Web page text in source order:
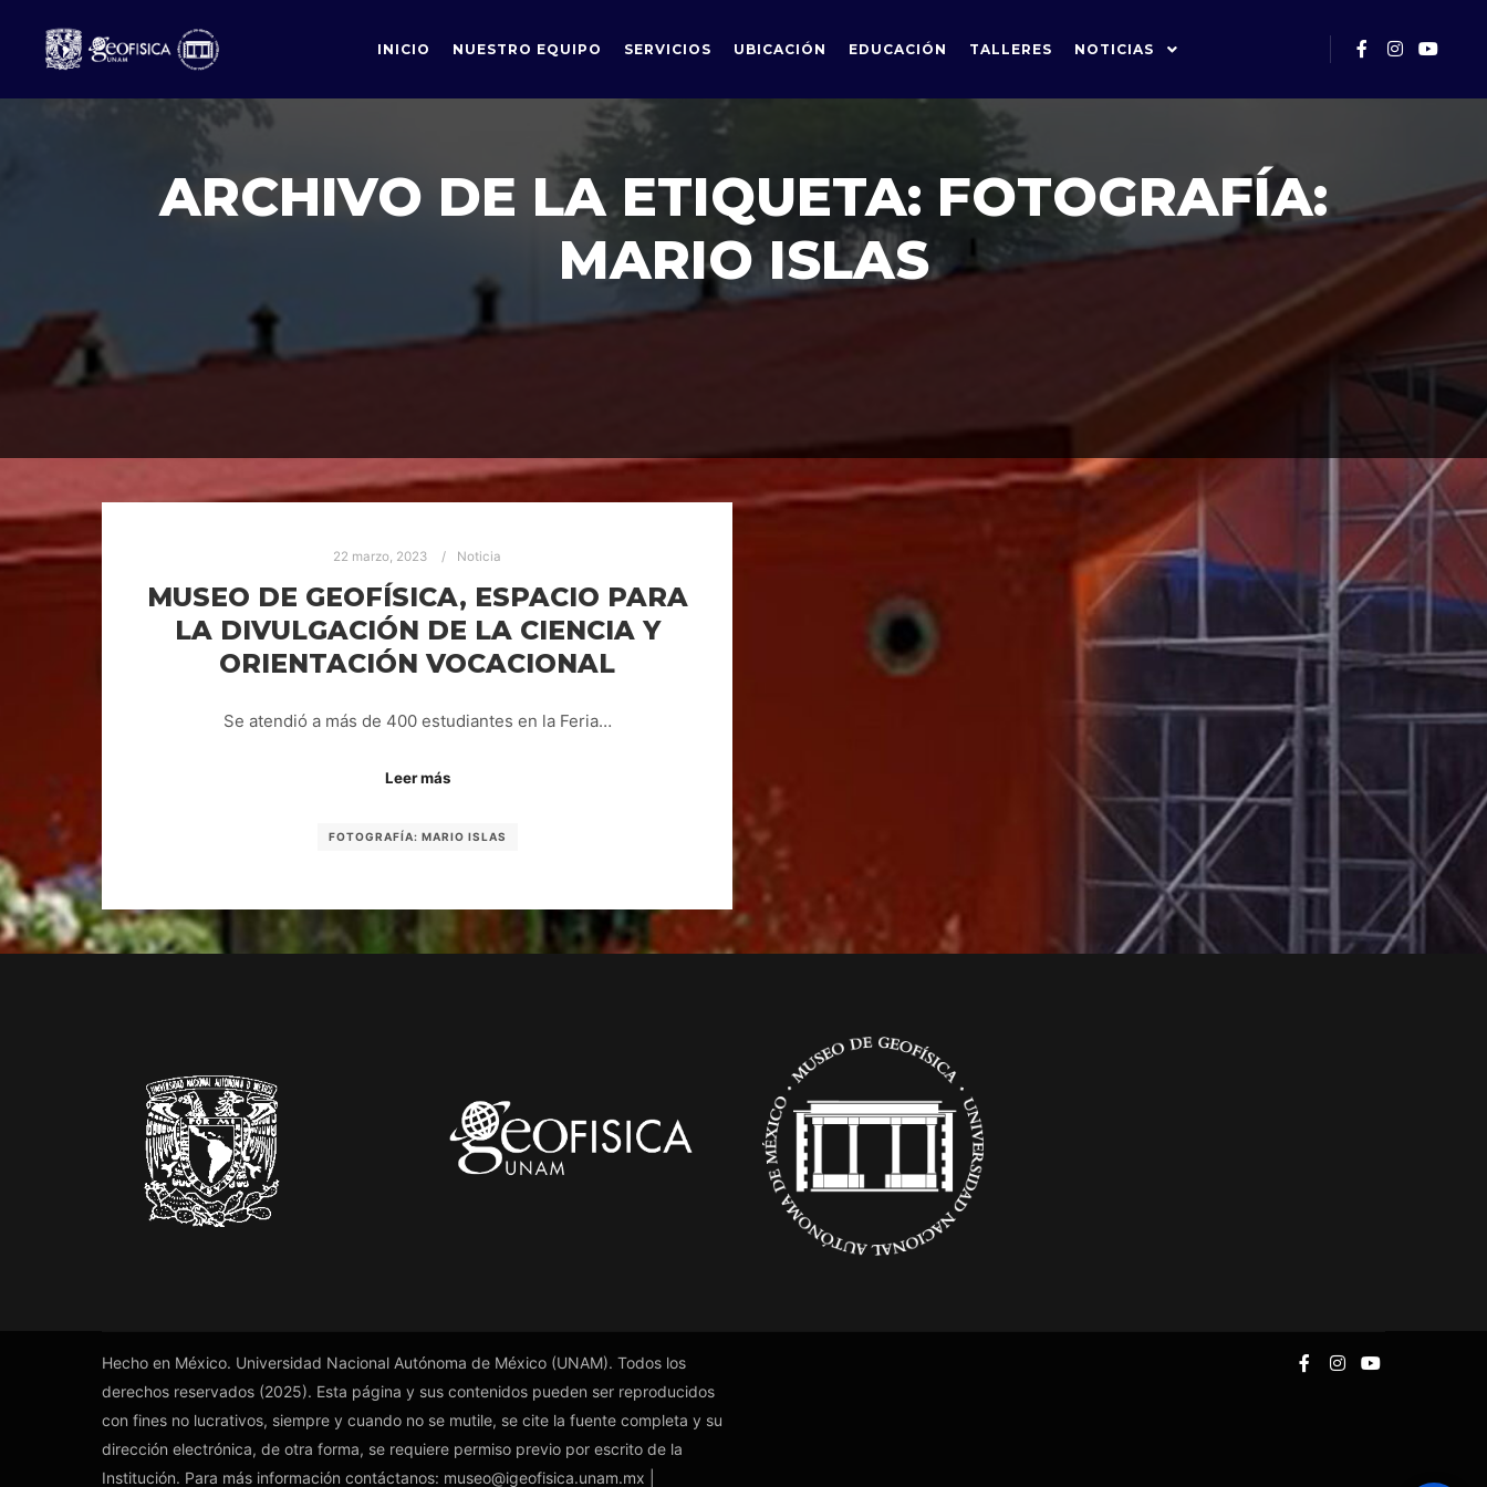
INICIO NUESTRO EQUIPO SERVICIOS UBICACIÓN EDUCACIÓN TALLERES NOTICIAS
ARCHIVO DE LA ETIQUETA: FOTOGRAFÍA:
MARIO ISLAS
22 marzo, 2023 Noticia
MUSEO DE GEOFÍSICA, ESPACIO PARA
LA DIVULGACIÓN DE LA CIENCIA Y
ORIENTACIÓN VOCACIONAL
Se atendió a más de 400 estudiantes en la Feria…
Leer más
FOTOGRAFÍA: MARIO ISLAS
Hecho en México. Universidad Nacional Autónoma de México (UNAM). Todos los
derechos reservados (2025). Esta página y sus contenidos pueden ser reproducidos
con fines no lucrativos, siempre y cuando no se mutile, se cite la fuente completa y su
dirección electrónica, de otra forma, se requiere permiso previo por escrito de la
Institución. Para más información contáctanos: museo@igeofisica.unam.mx |